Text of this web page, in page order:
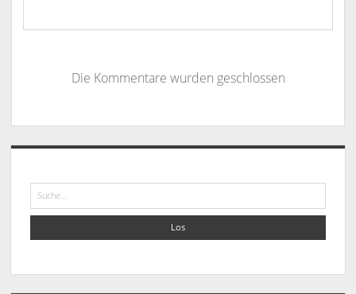
Die Kommentare wurden geschlossen
Sidebar
Suche